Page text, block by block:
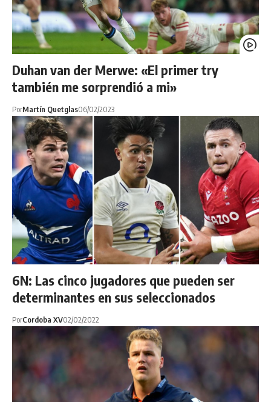
Duhan van der Merwe: «El primer try
también me sorprendió a mi»
PorMartín Quetglas06/02/2023
6N: Las cinco jugadores que pueden ser
determinantes en sus seleccionados
PorCordoba XV02/02/2022